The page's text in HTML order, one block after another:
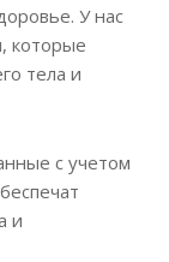
У нас
которые
тела и
с учетом
и